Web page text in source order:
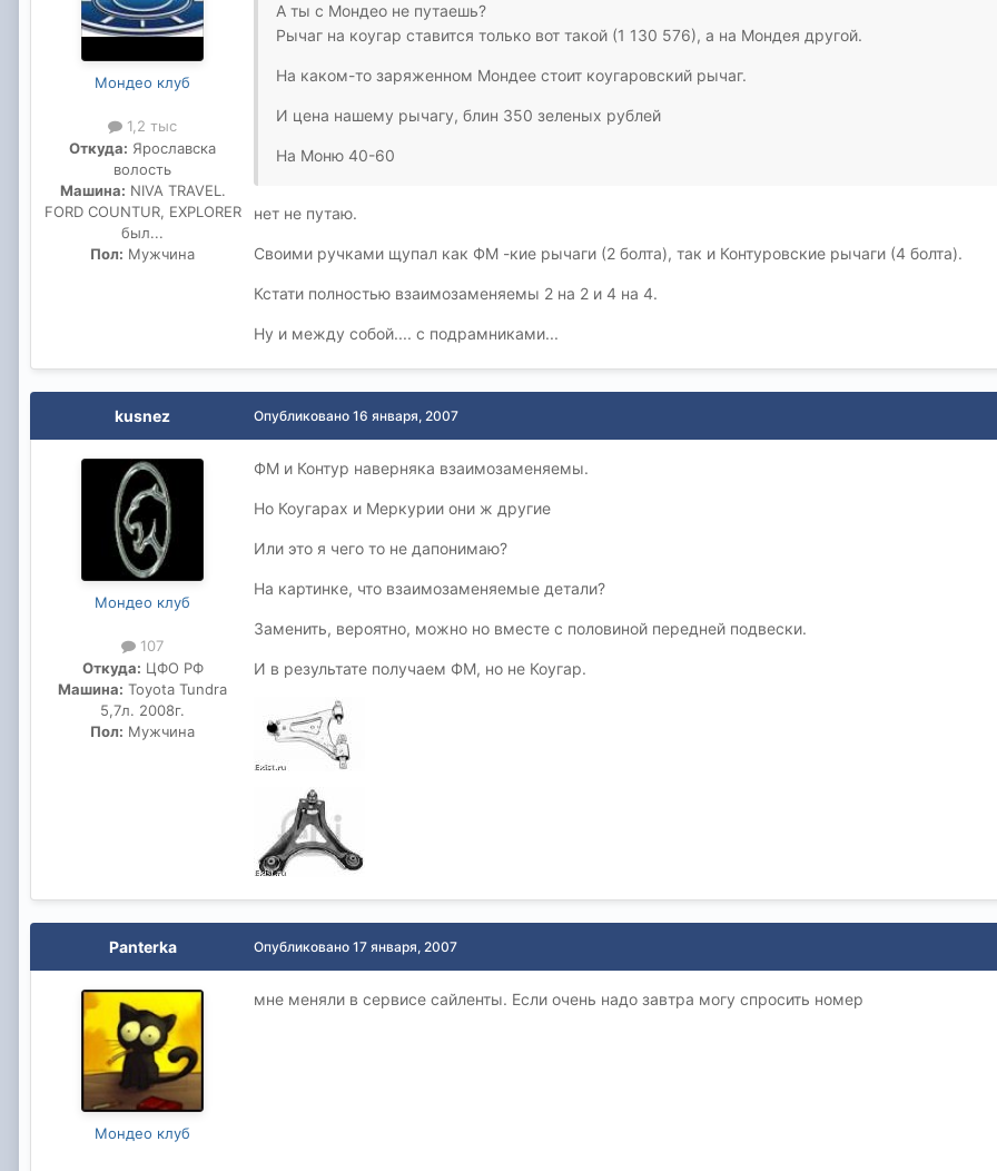
Мондео клуб
1,2 тыс
Откуда: Ярославска
волость
Машина: NIVA TRAVEL.
FORD COUNTUR, EXPLORER
был...
Пол: Мужчина
А ты с Мондео не путаешь?
Рычаг на коугар ставится только вот такой (1 130 576), а на Мондея другой.
На каком-то заряженном Мондее стоит коугаровский рычаг.
И цена нашему рычагу, блин 350 зеленых рублей
На Моню 40-60
нет не путаю.
Своими ручками щупал как ФМ -кие рычаги (2 болта), так и Контуровские рычаги (4 болта).
Кстати полностью взаимозаменяемы 2 на 2 и 4 на 4.
Ну и между собой.... с подрамниками...
kusnez
Мондео клуб
107
Откуда: ЦФО РФ
Машина: Toyota Tundra
5,7л. 2008г.
Пол: Мужчина
Опубликовано 16 января, 2007
ФМ и Контур наверняка взаимозаменяемы.
Но Коугарах и Меркурии они ж другие
Или это я чего то не дапонимаю?
На картинке, что взаимозаменяемые детали?
Заменить, вероятно, можно но вместе с половиной передней подвески.
И в результате получаем ФМ, но не Коугар.
Panterka
Мондео клуб
Опубликовано 17 января, 2007
мне меняли в сервисе сайленты. Если очень надо завтра могу спросить номер